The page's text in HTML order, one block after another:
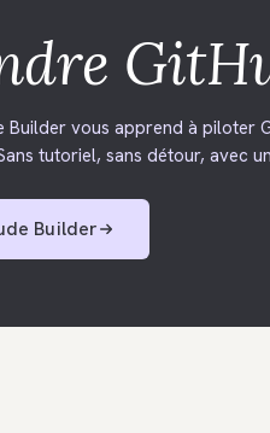
Builder vous apprend à piloter
tutoriel, sans détour, avec
Builder